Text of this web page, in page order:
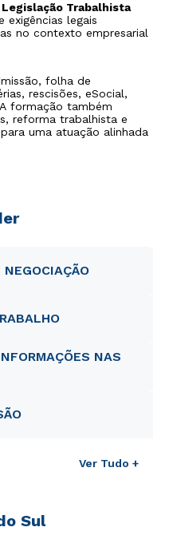
Trabalhista
exigências legais
no contexto empresarial
folha de
rescisões, eSocial,
formação também
reforma trabalhista e
uma atuação alinhada
NAS
Ver Tudo +
Sul